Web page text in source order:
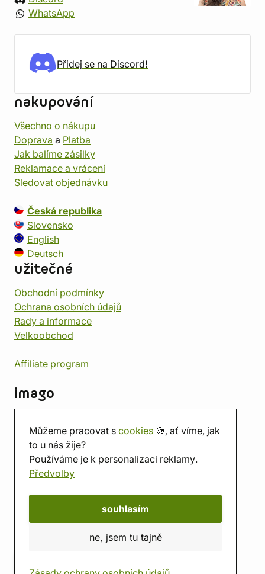
Můžeme pracovat s cookies 🍪, ať víme, jak
to u nás žije?
Používáme je k personalizaci reklamy.
Předvolby
souhlasím
ne, jsem tu tajně
WhatsApp
Přidej se na Discord!
nakupování
Všechno o nákupu
Doprava a Platba
Jak balíme zásilky
Reklamace a vrácení
Sledovat objednávku
Česká republika
Slovensko
English
Deutsch
užitečné
Obchodní podmínky
Ochrana osobních údajů
Rady a informace
Velkoobchod
Affiliate program
imago
Prodejna
Herna
O nás
Hodnocení obchodu